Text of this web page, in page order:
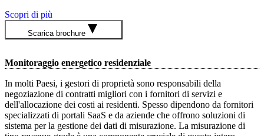
Scopri di più
Scarica brochure
Monitoraggio energetico residenziale
In molti Paesi, i gestori di proprietà sono responsabili della
negoziazione di contratti migliori con i fornitori di servizi e
dell'allocazione dei costi ai residenti. Spesso dipendono da fornitori
specializzati di portali SaaS e da aziende che offrono soluzioni di
sistema per la gestione dei dati di misurazione. La misurazione di